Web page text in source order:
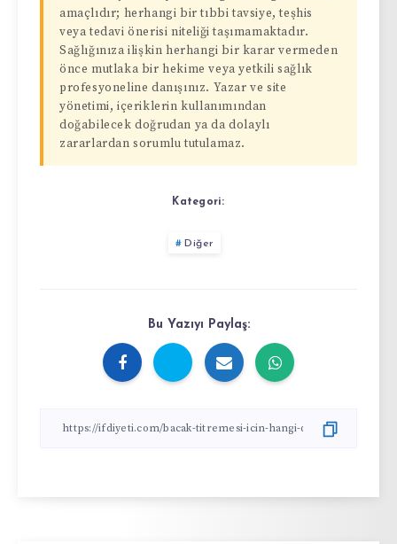
amaçlıdır; herhangi bir tıbbi tavsiye, teşhis
veya tedavi önerisi niteliği taşımamaktadır.
Sağlığınıza ilişkin herhangi bir karar vermeden
önce mutlaka bir hekime veya yetkili sağlık
profesyoneline danışınız. Yazar ve site
yönetimi, içeriklerin kullanımından
doğabilecek doğrudan ya da dolaylı
zararlardan sorumlu tutulamaz.
Kategori:
Diğer
Bu Yazıyı Paylaş: